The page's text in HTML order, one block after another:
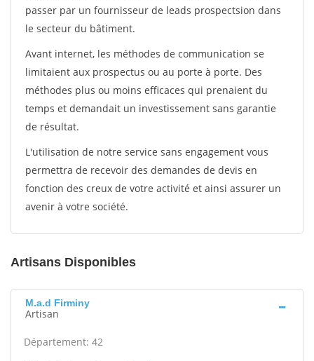
passer par un fournisseur de leads prospectsion dans
le secteur du bâtiment.
Avant internet, les méthodes de communication se
limitaient aux prospectus ou au porte à porte. Des
méthodes plus ou moins efficaces qui prenaient du
temps et demandait un investissement sans garantie
de résultat.
L'utilisation de notre service sans engagement vous
permettra de recevoir des demandes de devis en
fonction des creux de votre activité et ainsi assurer un
avenir à votre société.
Artisans Disponibles
M.a.d Firminy
Artisan
Département: 42